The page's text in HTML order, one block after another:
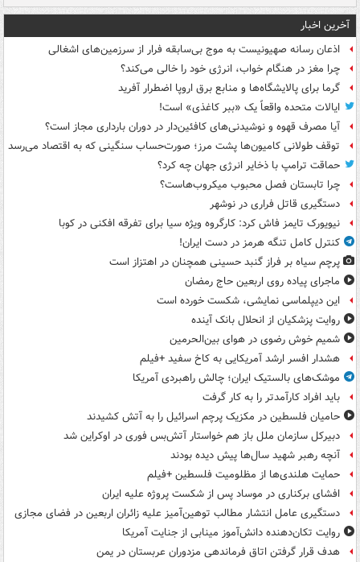
آخرین اخبار
اذعان رسانه صهیونیست به موج بی‌سابقه فرار از سرزمین‌های اشغالی
چرا مغز در هنگام خواب، انرژی خود را خالی می‌کند؟
گرما برای پالایشگاه‌ها و منابع برق اروپا اضطرار آفرید
ایالات متحده واقعاً یک «ببر کاغذی» است!
آیا مصرف قهوه و نوشیدنی‌های کافئین‌دار در دوران بارداری مجاز است؟
توقف طولانی کامیون‌ها پشت مرز؛ صورت‌حساب سنگینی که به اقتصاد می‌رسد
حماقت ترامپ با ذخایر انرژی جهان چه کرد؟
چرا تابستان فصل محبوب میکروب‌هاست؟
دستگیری قاتل فراری در نوشهر
نیویورک تایمز فاش کرد: کارگروه ویژه سیا برای تفرقه افکنی در کوبا
کنترل کامل تنگه هرمز در دست ایران!
پرچم سیاه بر فراز گنبد حسینی همچنان در اهتزاز است
ماجرای پیاده روی اربعین حاج رمضان
این دیپلماسی نمایشی، شکست خورده است
روایت پزشکیان از انحلال بانک آینده
شمیم خوش رضوی در هوای بین‌الحرمین
هشدار افسر ارشد آمریکایی به کاخ سفید +فیلم
موشک‌های بالستیک ایران؛ چالش راهبردی آمریکا
باید افراد کارآمدتر را به کار گرفت
حامیان فلسطین در مکزیک پرچم اسرائیل را به آتش کشیدند
دبیرکل سازمان ملل باز هم خواستار آتش‌بس فوری در اوکراین شد
آنچه رهبر شهید سال‌ها پیش دیده بودند
حمایت هلندی‌ها از مظلومیت فلسطین +فیلم
افشای برکناری در موساد پس از شکست پروژه علیه ایران
دستگیری عامل انتشار مطالب توهین‌آمیز علیه زائران اربعین در فضای مجازی
روایت تکان‌دهنده دانش‌آموز مینابی از جنایت آمریکا
هدف قرار گرفتن اتاق‌ فرماندهی مزدوران عربستان در یمن